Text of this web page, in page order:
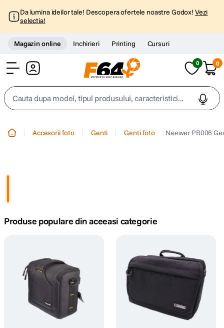
Da lumina ideilor tale! Descopera ofertele noastre Godox! Vezi
selectia!
Magazin online Inchirieri Printing Cursuri
0 0
Cauta dupa model, tipul produsului, caracteristici...
4. peak design
6. lavaliera
. card memorie
dji mic mini
Accesorii foto Genti Genti foto Neewer PB006
Produse populare din aceeasi categorie